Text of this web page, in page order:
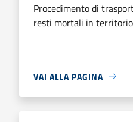
Procedimento di
resti mortali in
VAI ALLA PAGINA